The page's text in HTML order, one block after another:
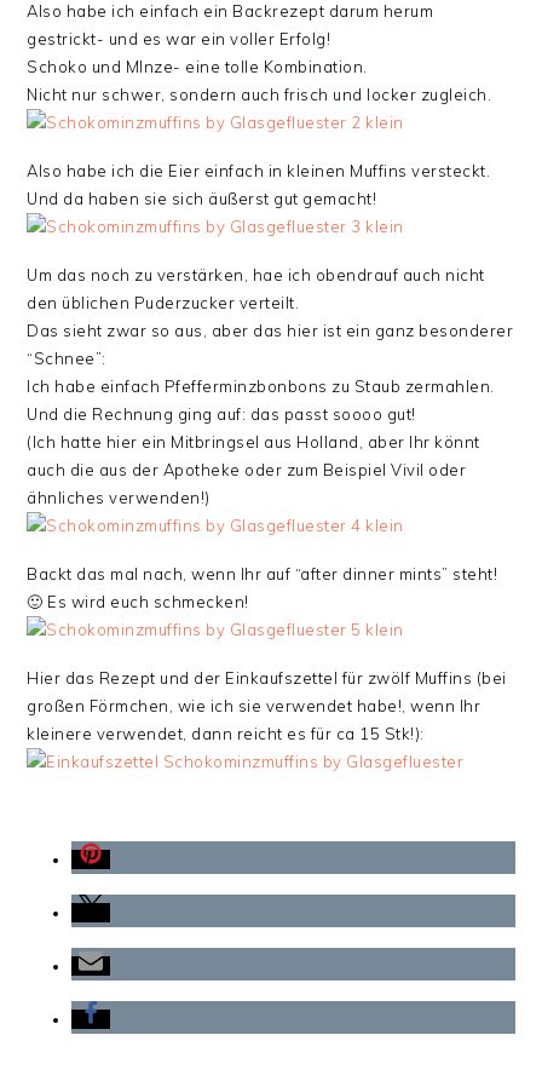
Also habe ich einfach ein Backrezept darum herum
gestrickt- und es war ein voller Erfolg!
Schoko und MInze- eine tolle Kombination.
Nicht nur schwer, sondern auch frisch und locker zugleich.
Also habe ich die Eier einfach in kleinen Muffins versteckt.
Und da haben sie sich äußerst gut gemacht!
Um das noch zu verstärken, hae ich obendrauf auch nicht
den üblichen Puderzucker verteilt.
Das sieht zwar so aus, aber das hier ist ein ganz besonderer
“Schnee”:
Ich habe einfach Pfefferminzbonbons zu Staub zermahlen.
Und die Rechnung ging auf: das passt soooo gut!
(Ich hatte hier ein Mitbringsel aus Holland, aber Ihr könnt
auch die aus der Apotheke oder zum Beispiel Vivil oder
ähnliches verwenden!)
Backt das mal nach, wenn Ihr auf “after dinner mints” steht!
🙂 Es wird euch schmecken!
Hier das Rezept und der Einkaufszettel für zwölf Muffins (bei
großen Förmchen, wie ich sie verwendet habe!, wenn Ihr
kleinere verwendet, dann reicht es für ca 15 Stk!):